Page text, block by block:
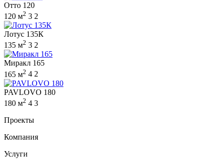
Отто 120
120 м2 3 2
Лотус 135К
135 м2 3 2
Миракл 165
165 м2 4 2
PAVLOVO 180
180 м2 4 3
Проекты
Компания
Услуги